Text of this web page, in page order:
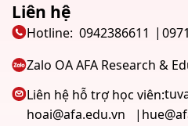
Liên hệ
Hotline: 0942386611
Zalo OA AFA Research &
Liên hệ hỗ trợ học viên:
hoai@afa.edu.vn